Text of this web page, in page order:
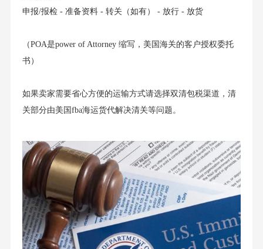
申报/报检 - 准备资料 - 转关（如有） - 放行 - 放货
（POA是power of Attorney 缩写，美国海关的客户授权委托
书）
如果卖家需要省心方便的运输方式请选择双清包税渠道，清
关部分由美国fba海运货代解决清关等问题。